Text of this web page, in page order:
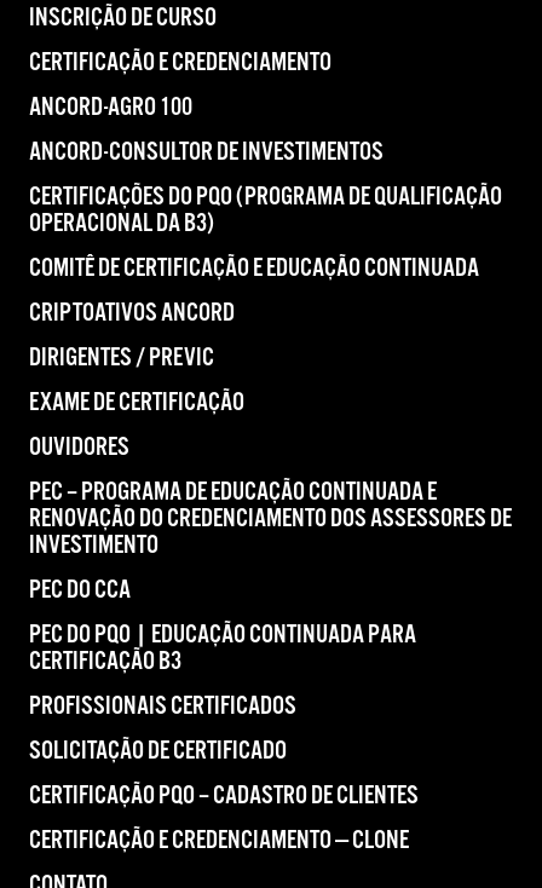
INSCRIÇÃO DE CURSO
CERTIFICAÇÃO E CREDENCIAMENTO
ANCORD-AGRO 100
ANCORD-CONSULTOR DE INVESTIMENTOS
CERTIFICAÇÕES DO PQO (PROGRAMA DE QUALIFICAÇÃO
OPERACIONAL DA B3)
COMITÊ DE CERTIFICAÇÃO E EDUCAÇÃO CONTINUADA
CRIPTOATIVOS ANCORD
DIRIGENTES / PREVIC
EXAME DE CERTIFICAÇÃO
OUVIDORES
PEC – PROGRAMA DE EDUCAÇÃO CONTINUADA E
RENOVAÇÃO DO CREDENCIAMENTO DOS ASSESSORES DE
INVESTIMENTO
PEC DO CCA
PEC DO PQO | EDUCAÇÃO CONTINUADA PARA
CERTIFICAÇÃO B3
PROFISSIONAIS CERTIFICADOS
SOLICITAÇÃO DE CERTIFICADO
CERTIFICAÇÃO PQO – CADASTRO DE CLIENTES
CERTIFICAÇÃO E CREDENCIAMENTO — CLONE